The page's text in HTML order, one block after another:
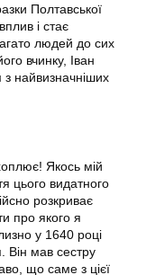
Полтавської
і стає
людей до сих
вчинку, Іван
найвизначніших
Якось мій
цього видатного
розкриває
про якого я
у 1640 році
Він мав сестру
що саме з цієї